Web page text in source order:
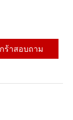
ร้าสอบถาม